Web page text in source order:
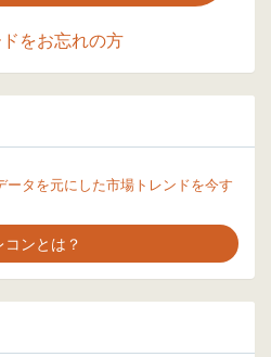
をお忘れの方
タを元にした市場トレンドを今す
コンとは？